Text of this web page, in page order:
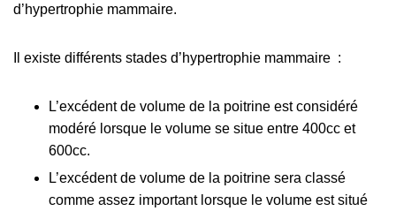
d’hypertrophie mammaire.
Il existe différents stades d’hypertrophie mammaire :
L’excédent de volume de la poitrine est considéré
modéré lorsque le volume se situe entre 400cc et
600cc.
L’excédent de volume de la poitrine sera classé
comme assez important lorsque le volume est situé